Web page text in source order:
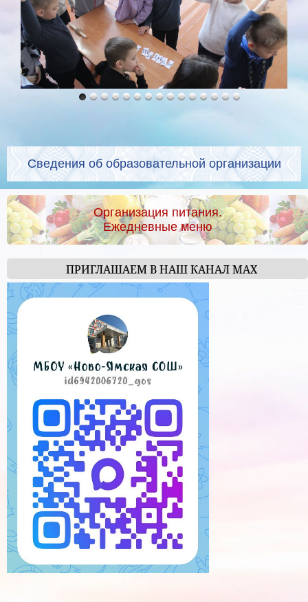
Сведения об образовательной организации
Организация питания.
Ежедневные меню
ПРИГЛАШАЕМ В НАШ КАНАЛ МАХ